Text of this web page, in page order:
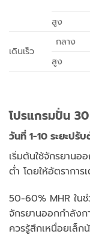
สูง
เดินเร็ว
กลาง
สูง
โปรแกรมปั่น
วันที่ 1-10 ระยะปรั
เริ่มต้นใช้จักรยาน
ต่ำ โดยให้อัตราการ
50-60% MHR ใน
จักรยานออกกำลัง
ควรรู้สึกเหนื่อยเล็